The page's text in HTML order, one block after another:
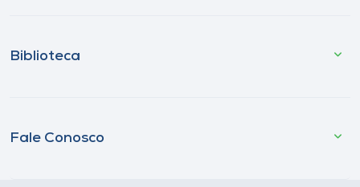
Biblioteca
Fale Conosco